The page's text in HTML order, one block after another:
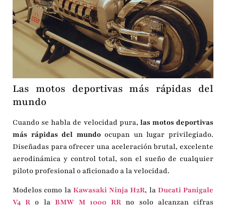
Las motos deportivas más rápidas del
mundo
Cuando se habla de velocidad pura, las motos deportivas
más rápidas del mundoocupan un lugar privilegiado.
Diseñadas para ofrecer una aceleración brutal, excelente
aerodinámica y control total, son el sueño de cualquier
piloto profesional o aficionado a la velocidad.
Modelos como la Kawasaki Ninja H2R, la Ducati Panigale
V4 R o la BMW M 1000 RR no solo alcanzan cifras